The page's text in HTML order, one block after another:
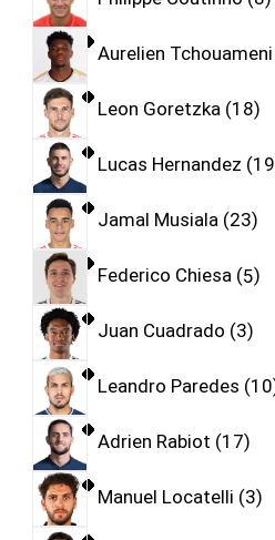
Aurelien Tchouameni
Leon Goretzka 18
Lucas Hernandez 19
Jamal Musiala 23
Federico Chiesa 5
Juan Cuadrado 3
Leandro Paredes 10
Adrien Rabiot 17
Manuel Locatelli 3